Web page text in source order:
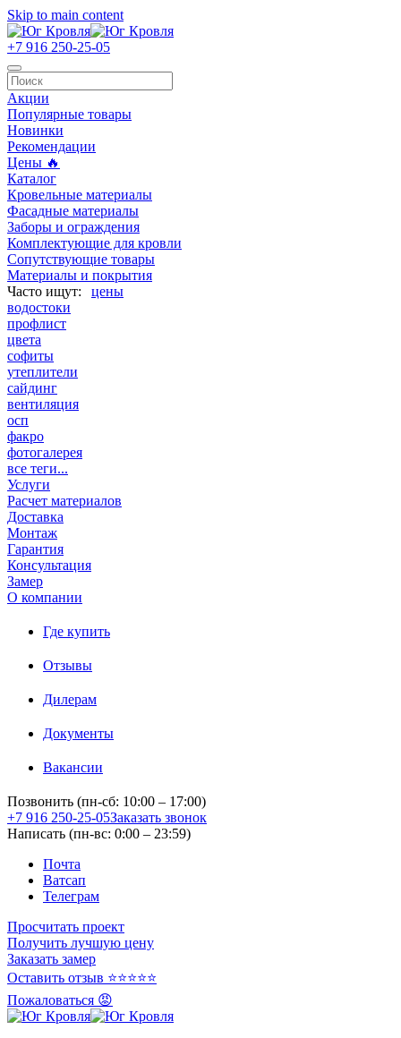
Skip to main content
+7 916 250-25-05
Акции
Популярные товары
Новинки
Рекомендации
Цены 🔥
Каталог
Кровельные материалы
Фасадные материалы
Заборы и ограждения
Комплектующие для кровли
Сопутствующие товары
Материалы и покрытия
цены
водостоки
профлист
цвета
софиты
утеплители
сайдинг
вентиляция
осп
факро
фотогалерея
все теги...
Услуги
Расчет материалов
Доставка
Монтаж
Гарантия
Консультация
Замер
О компании
Где купить
Отзывы
Дилерам
Документы
Вакансии
Позвонить (пн-сб: 10:00 – 17:00)
+7 916 250-25-05Заказать звонок
Написать (пн-вс: 0:00 – 23:59)
Почта
Ватсап
Телеграм
Просчитать проект
Получить лучшую цену
Заказать замер
Оставить отзыв ⭐⭐⭐⭐⭐
Пожаловаться 😡